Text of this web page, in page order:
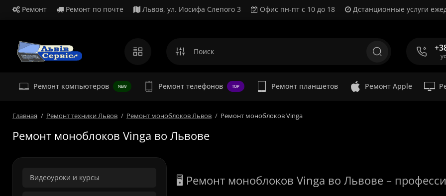
Ремонт Ремонт по почте Львов, ул. Иосифа Слепого 3 Офис пн-пт с 10 до 18 Дстанционные услуги
Ремонт компьютеров NEW Ремонт телефонов TOP Ремонт планшетов Ремонт Apple
Главная Ремонт техники Львов Ремонт моноблоков Львов Ремонт моноблоков Vinga
Ремонт моноблоков Vinga во Львове
Видеоуроки и курсы 🖥️ Ремонт моноблоков Vinga во Львове –